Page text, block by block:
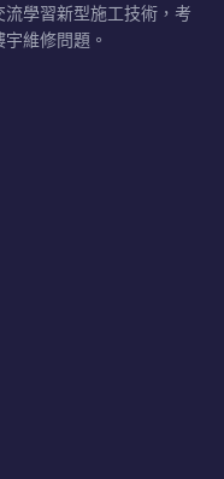
學習新型施工技術，考
維修問題。